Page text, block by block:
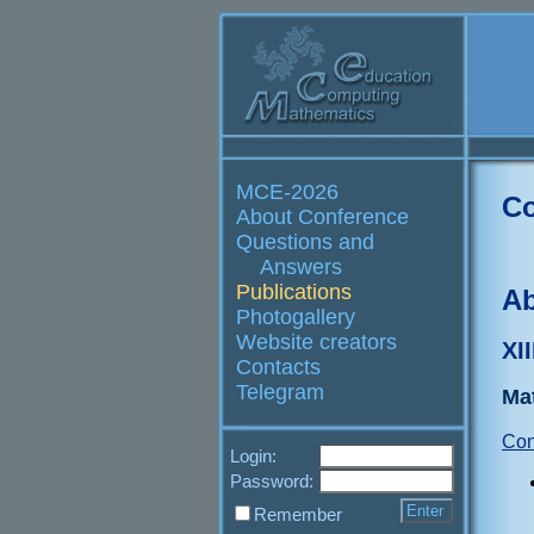
MCE-2026
About Conference
Questions and
Answers
Publications
Photogallery
Website creators
Contacts
Telegram
Login:
Password:
Remember